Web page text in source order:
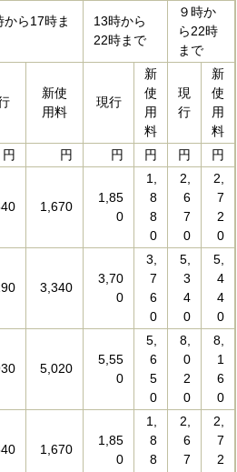
から17時ま
13時から
22時まで
９時か
ら22時
まで
新使
用料
現行
新
使
用
料
現
行
新
使
用
料
円 円 円 円 円 円
1,670
1,85
0
1,
8
8
0
2,
6
7
0
2,
7
2
0
3,340
3,70
0
3,
7
6
0
5,
3
4
0
5,
4
4
0
5,020
5,55
0
5,
6
5
0
8,
0
2
0
8,
1
6
0
1,670
1,85
0
1,
8
8
2,
6
7
2,
7
2